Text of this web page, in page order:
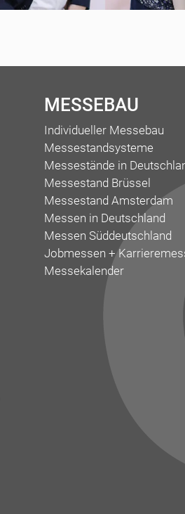
MESSEBAU
Individueller Messebau
Messestandsysteme
Messestände in
Messestand Brüssel
Messestand Amsterdam
Messen in Deutschland
Messen Süddeutschland
Jobmessen +
Messekalender